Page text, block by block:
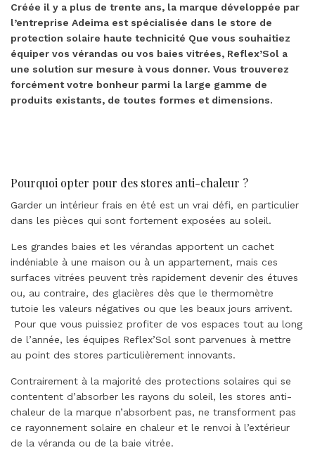
Créée il y a plus de trente ans, la marque développée par
l’entreprise Adeima est spécialisée dans le store de
protection solaire haute technicité Que vous souhaitiez
équiper vos vérandas ou vos baies vitrées, Reflex’Sol a
une solution sur mesure à vous donner. Vous trouverez
forcément votre bonheur parmi la large gamme de
produits existants, de toutes formes et dimensions.
Pourquoi opter pour des stores anti-chaleur ?
Garder un intérieur frais en été est un vrai défi, en particulier
dans les pièces qui sont fortement exposées au soleil.
Les grandes baies et les vérandas apportent un cachet
indéniable à une maison ou à un appartement, mais ces
surfaces vitrées peuvent très rapidement devenir des étuves
ou, au contraire, des glacières dès que le thermomètre
tutoie les valeurs négatives ou que les beaux jours arrivent.
Pour que vous puissiez profiter de vos espaces tout au long
de l’année, les équipes Reflex’Sol sont parvenues à mettre
au point des stores particulièrement innovants.
Contrairement à la majorité des protections solaires qui se
contentent d’absorber les rayons du soleil, les stores anti-
chaleur de la marque n’absorbent pas, ne transforment pas
ce rayonnement solaire en chaleur et le renvoi à l’extérieur
de la véranda ou de la baie vitrée.